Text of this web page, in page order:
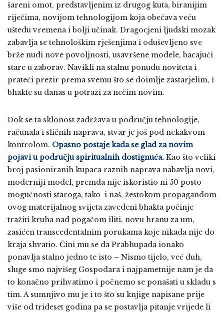
šareni omot, predstavljenim iz drugog kuta, biranijim
riječima, novijom tehnologijom koja obećava veću
uštedu vremena i bolji učinak. Dragocjeni ljudski mozak
zabavlja se tehnološkim rješenjima i oduševljeno sve
brže nudi nove povoljnosti, usavršene modele, bacajući
stare u zaborav. Navikli na stalnu ponudu noviteta i
prateći prezir prema svemu što se doimlje zastarjelim, i
bhakte su danas u potrazi za nečim novim.
Dok se ta sklonost zadržava u području tehnologije,
računala i sličnih naprava, stvar je još pod nekakvom
kontrolom. Opasno postaje kada se glad za novim
pojavi u području spiritualnih dostignuća. Kao što veliki
broj pasioniranih kupaca raznih naprava nabavlja novi,
moderniji model, premda nije iskoristio ni 50 posto
mogućnosti staroga, tako i naš, žestokom propagandom
ovog materijalnog svijeta zavedeni bhakta počinje
tražiti kruha nad pogačom iliti, novu hranu za um,
zasićen transcedentalnim porukama koje nikada nije do
kraja shvatio. Čini mu se da Prabhupada ionako
ponavlja stalno jedno te isto – Nismo tijelo, već duh,
sluge smo najvišeg Gospodara i najpametnije nam je da
to konačno prihvatimo i počnemo se ponašati u skladu s
tim. A sumnjivo mu je i to što su knjige napisane prije
više od trideset godina pa se postavlja pitanje vrijede li